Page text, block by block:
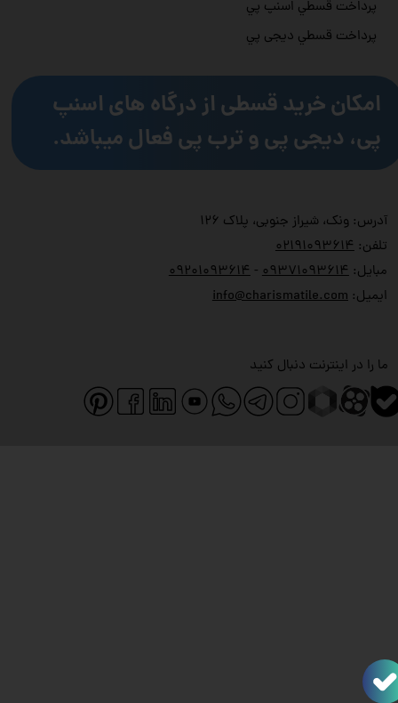
ما را در اینترنت دنبال کنید
آدرس: ونک، شیراز جنوبی، پلاک ۱۲۶
تلفن:
۰۲۱۹۱۰۹۳۶۱۴
مبایل:
۰۹۳۷۱۰۹۳۶۱۴ - ۰۹۲۰۱۰۹۳۶۱۴
ایمیل:info@charismatile.com
پرداخت قسطي اسنپ پي
پرداخت قسطي دیجی پي
امکان خرید قسطی از درگاه های اسنپ
پی، دیجی پی و ترب پی فعال میباشد.